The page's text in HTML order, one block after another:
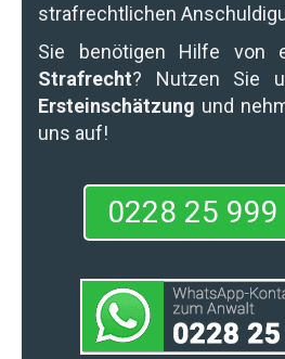
strafrechtlichen
Sie benötigen Hilfe von
Strafrecht? Nutzen Sie
Ersteinschätzung und
uns auf!
0228 25 999